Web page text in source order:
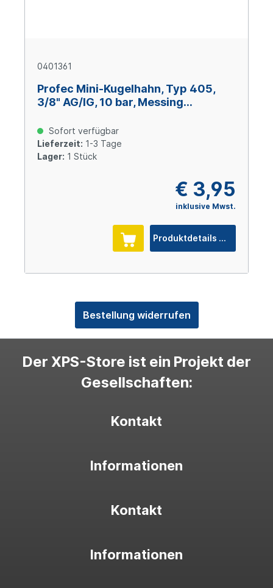
0401361
Profec Mini-Kugelhahn, Typ 405,
3/8" AG/IG, 10 bar, Messing
Sofort verfügbar
Lieferzeit: 1-3 Tage
Lager: 1 Stück
€ 3,95
inklusive Mwst.
Produktdetails
Bestellung widerrufen
Der XPS-Store ist ein Projekt der
Gesellschaften:
Kontakt
Informationen
Kontakt
Informationen